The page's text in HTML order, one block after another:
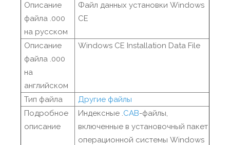
Описание
файла .000
на русском
Файл данных установки Windows
CE
Описание
файла .000
на
английском
Windows CE Installation Data File
Тип файла
Другие файлы
Подробное
описание
Индексные .CAB-файлы,
включенные в установочный пакет
операционной системы Windows